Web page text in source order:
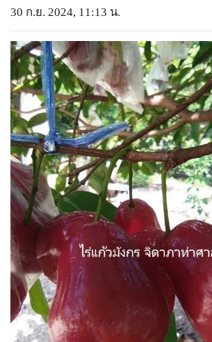
30 ก.ย. 2024, 11:13 น.